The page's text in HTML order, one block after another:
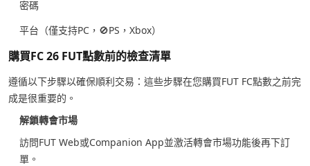
密碼
平台（僅支持PC，🚫PS，Xbox）
購買FC 26 FUT點數前的檢查清單
遵循以下步驟以確保順利交易：這些步驟在您購買FUT FC點數之前完
成是很重要的。
解鎖轉會市場
訪問FUT Web或Companion App並激活轉會市場功能後再下訂
單。